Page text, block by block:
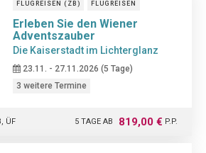
FLUGREISEN (ZB) FLUGREISEN
Erleben Sie den Wiener
Adventszauber
Die Kaiserstadt im Lichterglanz
23.11. - 27.11.2026 (5 Tage)
3 weitere Termine
5 TAGE AB 819,00 € P.P.
ÜF